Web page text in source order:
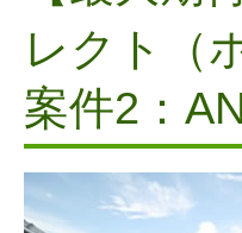
レクト（
案件2：